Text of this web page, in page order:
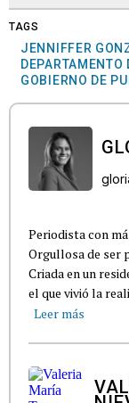
TAGS
JENNIFFER
GOBIERNO DE
Periodista con
Orgullosa de ser
Criada en un
el que vivió la
Leer más